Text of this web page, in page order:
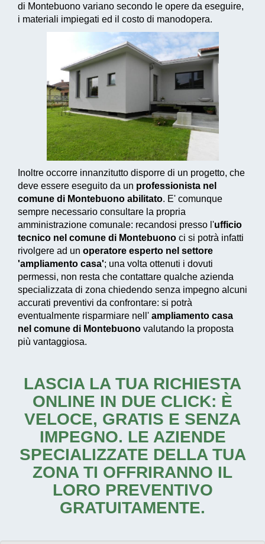
di Montebuono variano secondo le opere da eseguire,
i materiali impiegati ed il costo di manodopera.
Inoltre occorre innanzitutto disporre di un progetto, che
deve essere eseguito da un professionista nel
comune di Montebuono abilitato. E' comunque
sempre necessario consultare la propria
amministrazione comunale: recandosi presso l'ufficio
tecnico nel comune di Montebuono ci si potrà infatti
rivolgere ad un operatore esperto nel settore
'ampliamento casa'; una volta ottenuti i dovuti
permessi, non resta che contattare qualche azienda
specializzata di zona chiedendo senza impegno alcuni
accurati preventivi da confrontare: si potrà
eventualmente risparmiare nell' ampliamento casa
nel comune di Montebuono valutando la proposta
più vantaggiosa.
LASCIA LA TUA RICHIESTA
ONLINE IN DUE CLICK: È
VELOCE, GRATIS E SENZA
IMPEGNO. LE AZIENDE
SPECIALIZZATE DELLA TUA
ZONA TI OFFRIRANNO IL
LORO PREVENTIVO
GRATUITAMENTE.